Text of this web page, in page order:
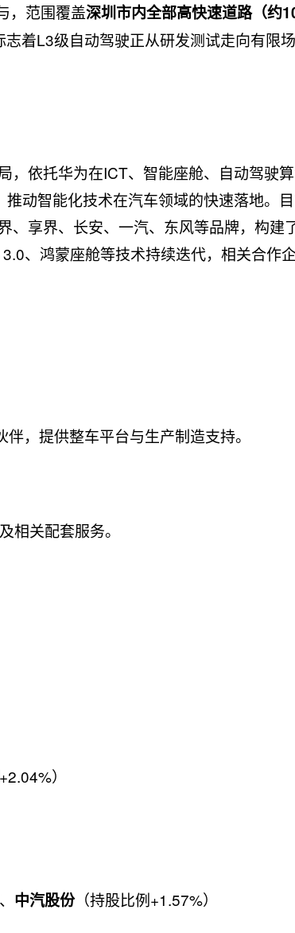
，范围覆盖深圳市内全部高快速道路（约
志着L3级自动驾驶正从研发测试走向有限
，依托华为在ICT、智能座舱、自动驾驶
动智能化技术在汽车领域的快速落地。
、享界、长安、一汽、东风等品牌，构建
、鸿蒙座舱等技术持续迭代，相关合作
，提供整车平台与生产制造支持。
相关配套服务。
）
、 中汽股份（持股比例+1.57%）